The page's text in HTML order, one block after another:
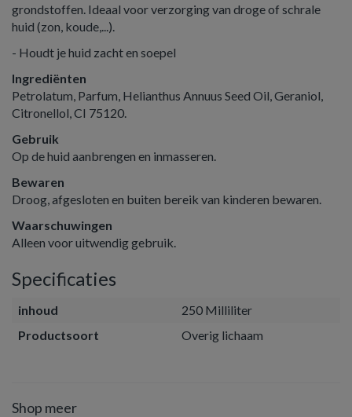
grondstoffen. Ideaal voor verzorging van droge of schrale
huid (zon, koude,...).
- Houdt je huid zacht en soepel
Ingrediënten
Petrolatum, Parfum, Helianthus Annuus Seed Oil, Geraniol,
Citronellol, CI 75120.
Gebruik
Op de huid aanbrengen en inmasseren.
Bewaren
Droog, afgesloten en buiten bereik van kinderen bewaren.
Waarschuwingen
Alleen voor uitwendig gebruik.
Specificaties
inhoud
250 Milliliter
Productsoort
Overig lichaam
Shop meer